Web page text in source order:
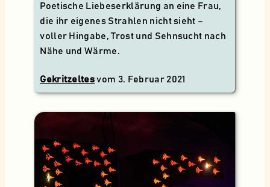
Poetische Liebeserklärung an eine Frau,
die ihr eigenes Strahlen nicht sieht –
voller Hingabe, Trost und Sehnsucht nach
Nähe und Wärme.
Gekritzeltesvom 3. Februar 2021